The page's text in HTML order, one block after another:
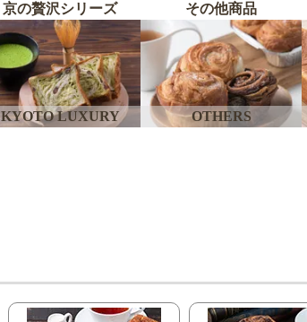
KYOTO LUXURY
京の贅沢シリーズ
OTHERS
その他商品